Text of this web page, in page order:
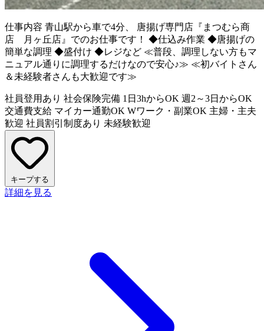
仕事内容 青山駅から車で4分、 唐揚げ専門店『まつむら商
店 月ヶ丘店』でのお仕事です！ ◆仕込み作業 ◆唐揚げの
簡単な調理 ◆盛付け ◆レジなど ≪普段、調理しない方もマ
ニュアル通りに調理するだけなので安心♪≫ ≪初バイトさん
＆未経験者さんも大歓迎です≫
社員登用あり 社会保険完備 1日3hからOK 週2～3日からOK
交通費支給 マイカー通勤OK Wワーク・副業OK 主婦・主夫
歓迎 社員割引制度あり 未経験歓迎
キープする
詳細を見る